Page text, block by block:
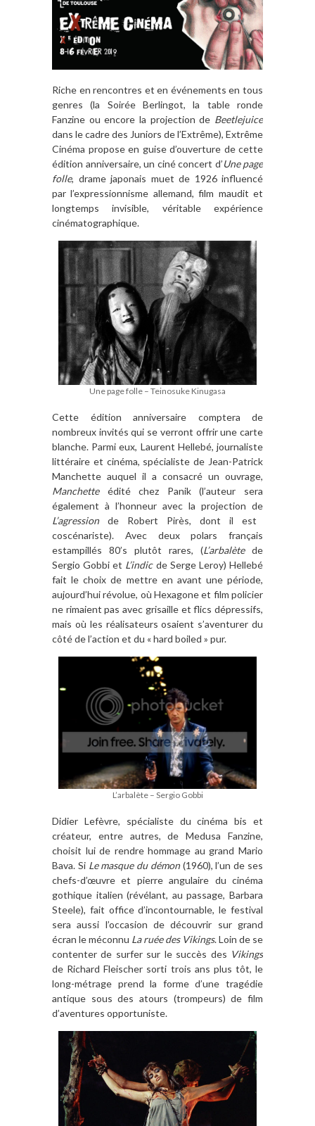
Riche en rencontres et en événements en tous
genres (la Soirée Berlingot, la table ronde
Fanzine ou encore la projection de Beetlejuice
dans le cadre des Juniors de l’Extrême), Extrême
Cinéma propose en guise d’ouverture de cette
édition anniversaire, un ciné concert d’Une page
folle, drame japonais muet de 1926 influencé
par l’expressionnisme allemand, film maudit et
longtemps invisible, véritable expérience
cinématographique.
Une page folle – Teinosuke Kinugasa
Cette édition anniversaire comptera de
nombreux invités qui se verront offrir une carte
blanche. Parmi eux, Laurent Hellebé, journaliste
littéraire et cinéma, spécialiste de Jean-Patrick
Manchette auquel il a consacré un ouvrage,
Manchetteédité chez Panik (l’auteur sera
également à l’honneur avec la projection de
L’agressionde Robert Pirès, dont il est
coscénariste). Avec deux polars français
estampillés 80’s plutôt rares, (L’arbalètede
Sergio Gobbi et L’indicde Serge Leroy) Hellebé
fait le choix de mettre en avant une période,
aujourd’hui révolue, où Hexagone et film policier
ne rimaient pas avec grisaille et flics dépressifs,
mais où les réalisateurs osaient s’aventurer du
côté de l’action et du « hard boiled » pur.
L’arbalète – Sergio Gobbi
Didier Lefèvre, spécialiste du cinéma bis et
créateur, entre autres, de Medusa Fanzine,
choisit lui de rendre hommage au grand Mario
Bava. Si Le masque du démon(1960), l’un de ses
chefs-d’œuvre et pierre angulaire du cinéma
gothique italien (révélant, au passage, Barbara
Steele), fait office d’incontournable, le festival
sera aussi l’occasion de découvrir sur grand
écran le méconnu La ruée des Vikings. Loin de se
contenter de surfer sur le succès des Vikings
de Richard Fleischer sorti trois ans plus tôt, le
long-métrage prend la forme d’une tragédie
antique sous des atours (trompeurs) de film
d’aventures opportuniste.